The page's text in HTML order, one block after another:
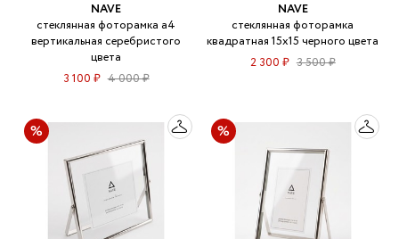
NAVE
стеклянная фоторамка а4
вертикальная серебристого
цвета
3 100 ₽ 4 000 ₽
NAVE
стеклянная фоторамка
квадратная 15х15 черного цвета
2 300 ₽ 3 500 ₽